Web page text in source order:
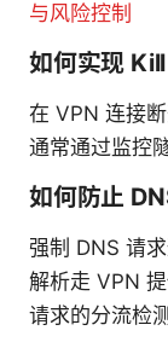
与风险控制
如何实现
在 VPN 连接
通常通过监控
如何防止
强制 DNS 请
解析走 VPN
请求的分流检测